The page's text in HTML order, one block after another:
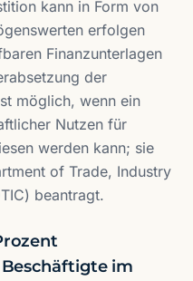
kann in Form von
erfolgen
Finanzunterlagen
der
möglich, wenn ein
Nutzen für
werden kann; sie
of Trade, Industry
beantragt.
im